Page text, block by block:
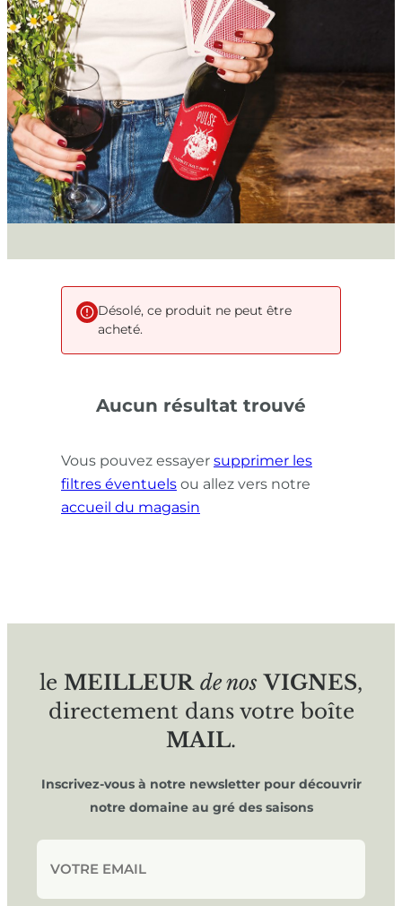
Désolé, ce produit ne peut être
acheté.
Aucun résultat trouvé
Vous pouvez essayer supprimer les
filtres éventuels ou allez vers notre
accueil du magasin
le MEILLEUR de nos VIGNES,
directement dans votre boîte
MAIL.
Inscrivez-vous à notre newsletter pour découvrir
notre domaine au gré des saisons